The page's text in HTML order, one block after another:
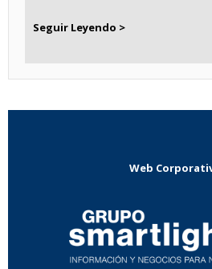
Seguir Leyendo >
Web